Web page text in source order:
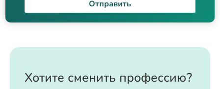
Отправить
Хотите сменить профессию?